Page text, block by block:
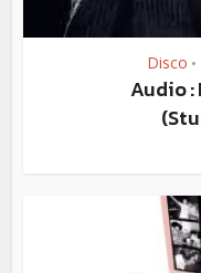
Disco •
Audio :